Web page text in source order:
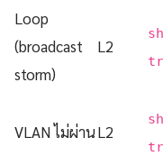
Loop
(broadcast
storm)
L2
VLAN ไม่ผ่านL2